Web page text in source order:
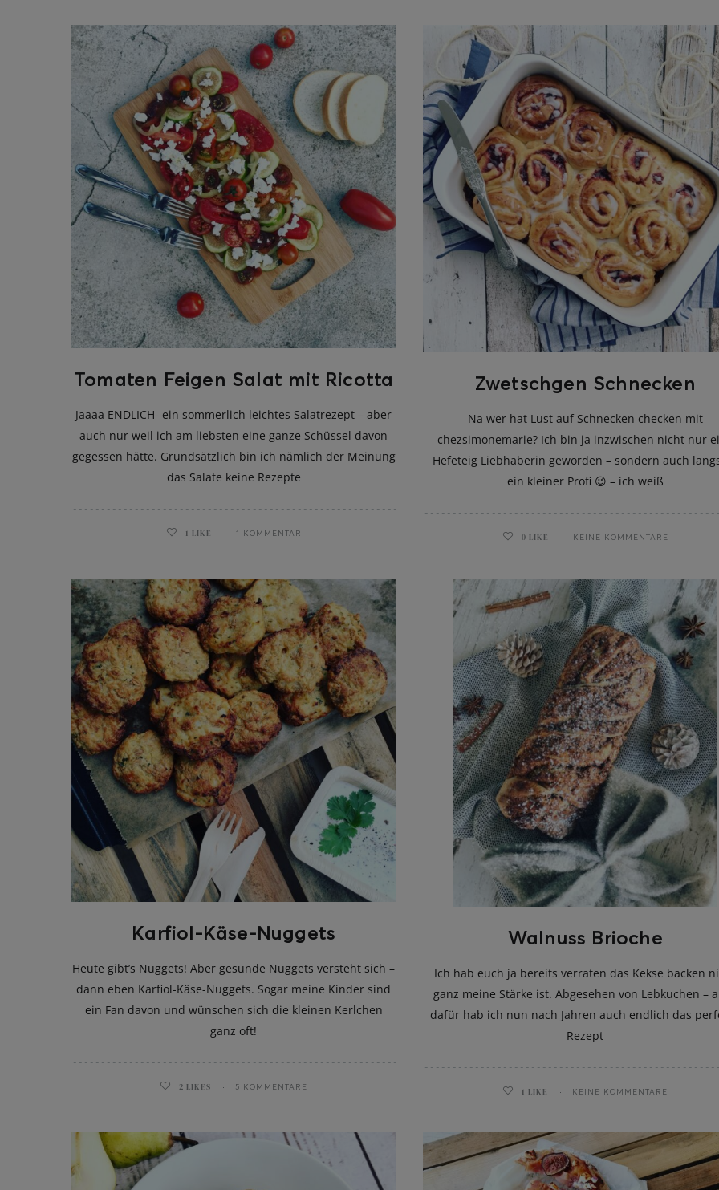
Eis am Stil
Tomaten Feigen Salat mit Ricotta
Jaaaa ENDLICH- ein sommerlich leichtes Salatrezept – aber
auch nur weil ich am liebsten eine ganze Schüssel davon
gegessen hätte. Grundsätzlich bin ich nämlich der Meinung
das Salate keine Rezepte
1 LIKE 1 KOMMENTAR
Zwetschgen Schnecken
Na wer hat Lust auf Schnecken checken mit
chezsimonemarie? Ich bin ja inzwischen nicht nur
Hefeteig Liebhaberin geworden – sondern auch
ein kleiner Profi 😉 – ich weiß
0 LIKE KEINE KOMMENTARE
Karfiol-Käse-Nuggets
Heute gibt’s Nuggets! Aber gesunde Nuggets versteht sich –
dann eben Karfiol-Käse-Nuggets. Sogar meine Kinder sind
ein Fan davon und wünschen sich die kleinen Kerlchen
ganz oft!
2 LIKES 5 KOMMENTARE
Walnuss Brioche
Ich hab euch ja bereits verraten das Kekse backen
ganz meine Stärke ist. Abgesehen von Lebkuchen –
dafür hab ich nun nach Jahren auch endlich das
Rezept
1 LIKE KEINE KOMMENTARE